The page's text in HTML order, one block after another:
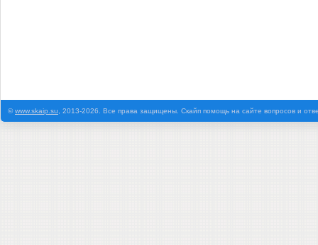
©www.skaip.su , 2013-2026. Все права защищены. Скайп помощь на сайте вопросов и